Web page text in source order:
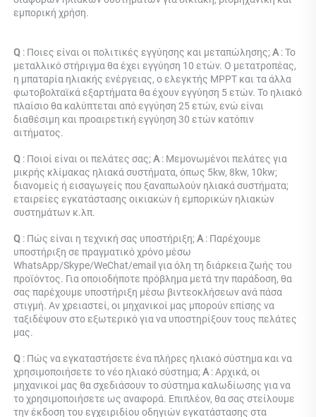
εμπορική χρήση.
Q : Ποιες είναι οι πολιτικές εγγύησης και μεταπώλησης; Α : Το
μεταλλικό στήριγμα θα έχει εγγύηση 10 ετών. Ο μετατροπέας,
η μπαταρία ηλιακής ενέργειας, ο ελεγκτής MPPT και τα άλλα
φωτοβολταϊκά εξαρτήματα θα έχουν εγγύηση 5 ετών. Το ηλιακό
πλαίσιο θα καλύπτεται από εγγύηση 25 ετών, ενώ είναι
διαθέσιμη και προαιρετική εγγύηση 30 ετών κατόπιν
αιτήματος.
Q : Ποιοί είναι οι πελάτες σας; Α : Μεμονωμένοι πελάτες για
μικρής κλίμακας ηλιακά συστήματα, όπως 5kw, 8kw, 10kw;
διανομείς ή εισαγωγείς που ξαναπωλούν ηλιακά συστήματα;
εταιρείες εγκατάστασης οικιακών ή εμπορικών ηλιακών
συστημάτων κ.λπ.
Q : Πώς είναι η τεχνική σας υποστήριξη; Α : Παρέχουμε
υποστήριξη σε πραγματικό χρόνο μέσω
WhatsApp/Skype/WeChat/email για όλη τη διάρκεια ζωής του
προϊόντος. Για οποιοδήποτε πρόβλημα μετά την παράδοση, θα
σας παρέχουμε υποστήριξη μέσω βιντεοκλήσεων ανά πάσα
στιγμή. Αν χρειαστεί, οι μηχανικοί μας μπορούν επίσης να
ταξιδέψουν στο εξωτερικό για να υποστηρίξουν τους πελάτες
μας.
Q : Πώς να εγκαταστήσετε ένα πλήρες ηλιακό σύστημα και να
χρησιμοποιήσετε το νέο ηλιακό σύστημα; Α : Αρχικά, οι
μηχανικοί μας θα σχεδιάσουν το σύστημα καλωδίωσης για να
το χρησιμοποιήσετε ως αναφορά. Επιπλέον, θα σας στείλουμε
την έκδοση του εγχειριδίου οδηγιών εγκατάστασης στα